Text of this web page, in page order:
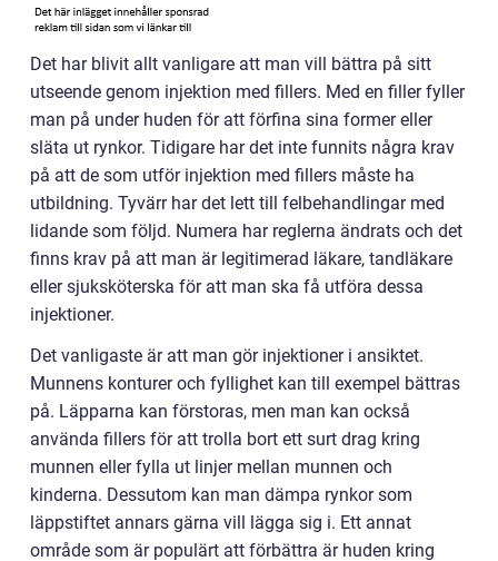
Det har blivit allt vanligare att man vill bättra på sitt
utseende genom injektion med fillers. Med en filler fyller
man på under huden för att förfina sina former eller
släta ut rynkor. Tidigare har det inte funnits några krav
på att de som utför injektion med fillers måste ha
utbildning. Tyvärr har det lett till felbehandlingar med
lidande som följd. Numera har reglerna ändrats och det
finns krav på att man är legitimerad läkare, tandläkare
eller sjuksköterska för att man ska få utföra dessa
injektioner.
Det vanligaste är att man gör injektioner i ansiktet.
Munnens konturer och fyllighet kan till exempel bättras
på. Läpparna kan förstoras, men man kan också
använda fillers för att trolla bort ett surt drag kring
munnen eller fylla ut linjer mellan munnen och
kinderna. Dessutom kan man dämpa rynkor som
läppstiftet annars gärna vill lägga sig i. Ett annat
område som är populärt att förbättra är huden kring